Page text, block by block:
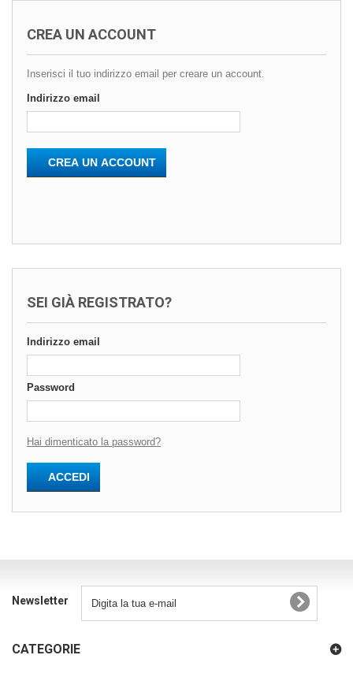
CREA UN ACCOUNT
Inserisci il tuo indirizzo email per creare un account.
Indirizzo email
CREA UN ACCOUNT
SEI GIÀ REGISTRATO?
Indirizzo email
Password
Hai dimenticato la password?
ACCEDI
Newsletter
CATEGORIE